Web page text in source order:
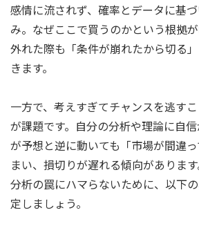
感情に流されず、確率とデータに基
み。なぜここで買うのかという根拠
外れた際も「条件が崩れたから切る
きます。
一方で、考えすぎてチャンスを逃す
が課題です。自分の分析や理論に自
が予想と逆に動いても「市場が間違
まい、損切りが遅れる傾向があります
分析の罠にハマらないために、以下
定しましょう。